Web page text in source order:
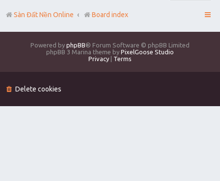
Sàn Đất Nền Online Board index
Powered by phpBB® Forum Software © phpBB Limited
phpBB 3 Marina theme by PixelGoose Studio
Privacy
Terms
Delete cookies